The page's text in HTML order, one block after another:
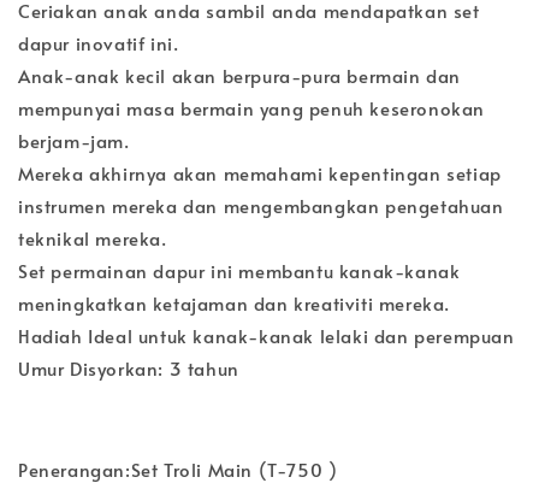
Ceriakan anak anda sambil anda mendapatkan set
dapur inovatif ini.
Anak-anak kecil akan berpura-pura bermain dan
mempunyai masa bermain yang penuh keseronokan
berjam-jam.
Mereka akhirnya akan memahami kepentingan setiap
instrumen mereka dan mengembangkan pengetahuan
teknikal mereka.
Set permainan dapur ini membantu kanak-kanak
meningkatkan ketajaman dan kreativiti mereka.
Hadiah Ideal untuk kanak-kanak lelaki dan perempuan
Umur Disyorkan: 3 tahun
Penerangan:Set Troli Main (T-750 )